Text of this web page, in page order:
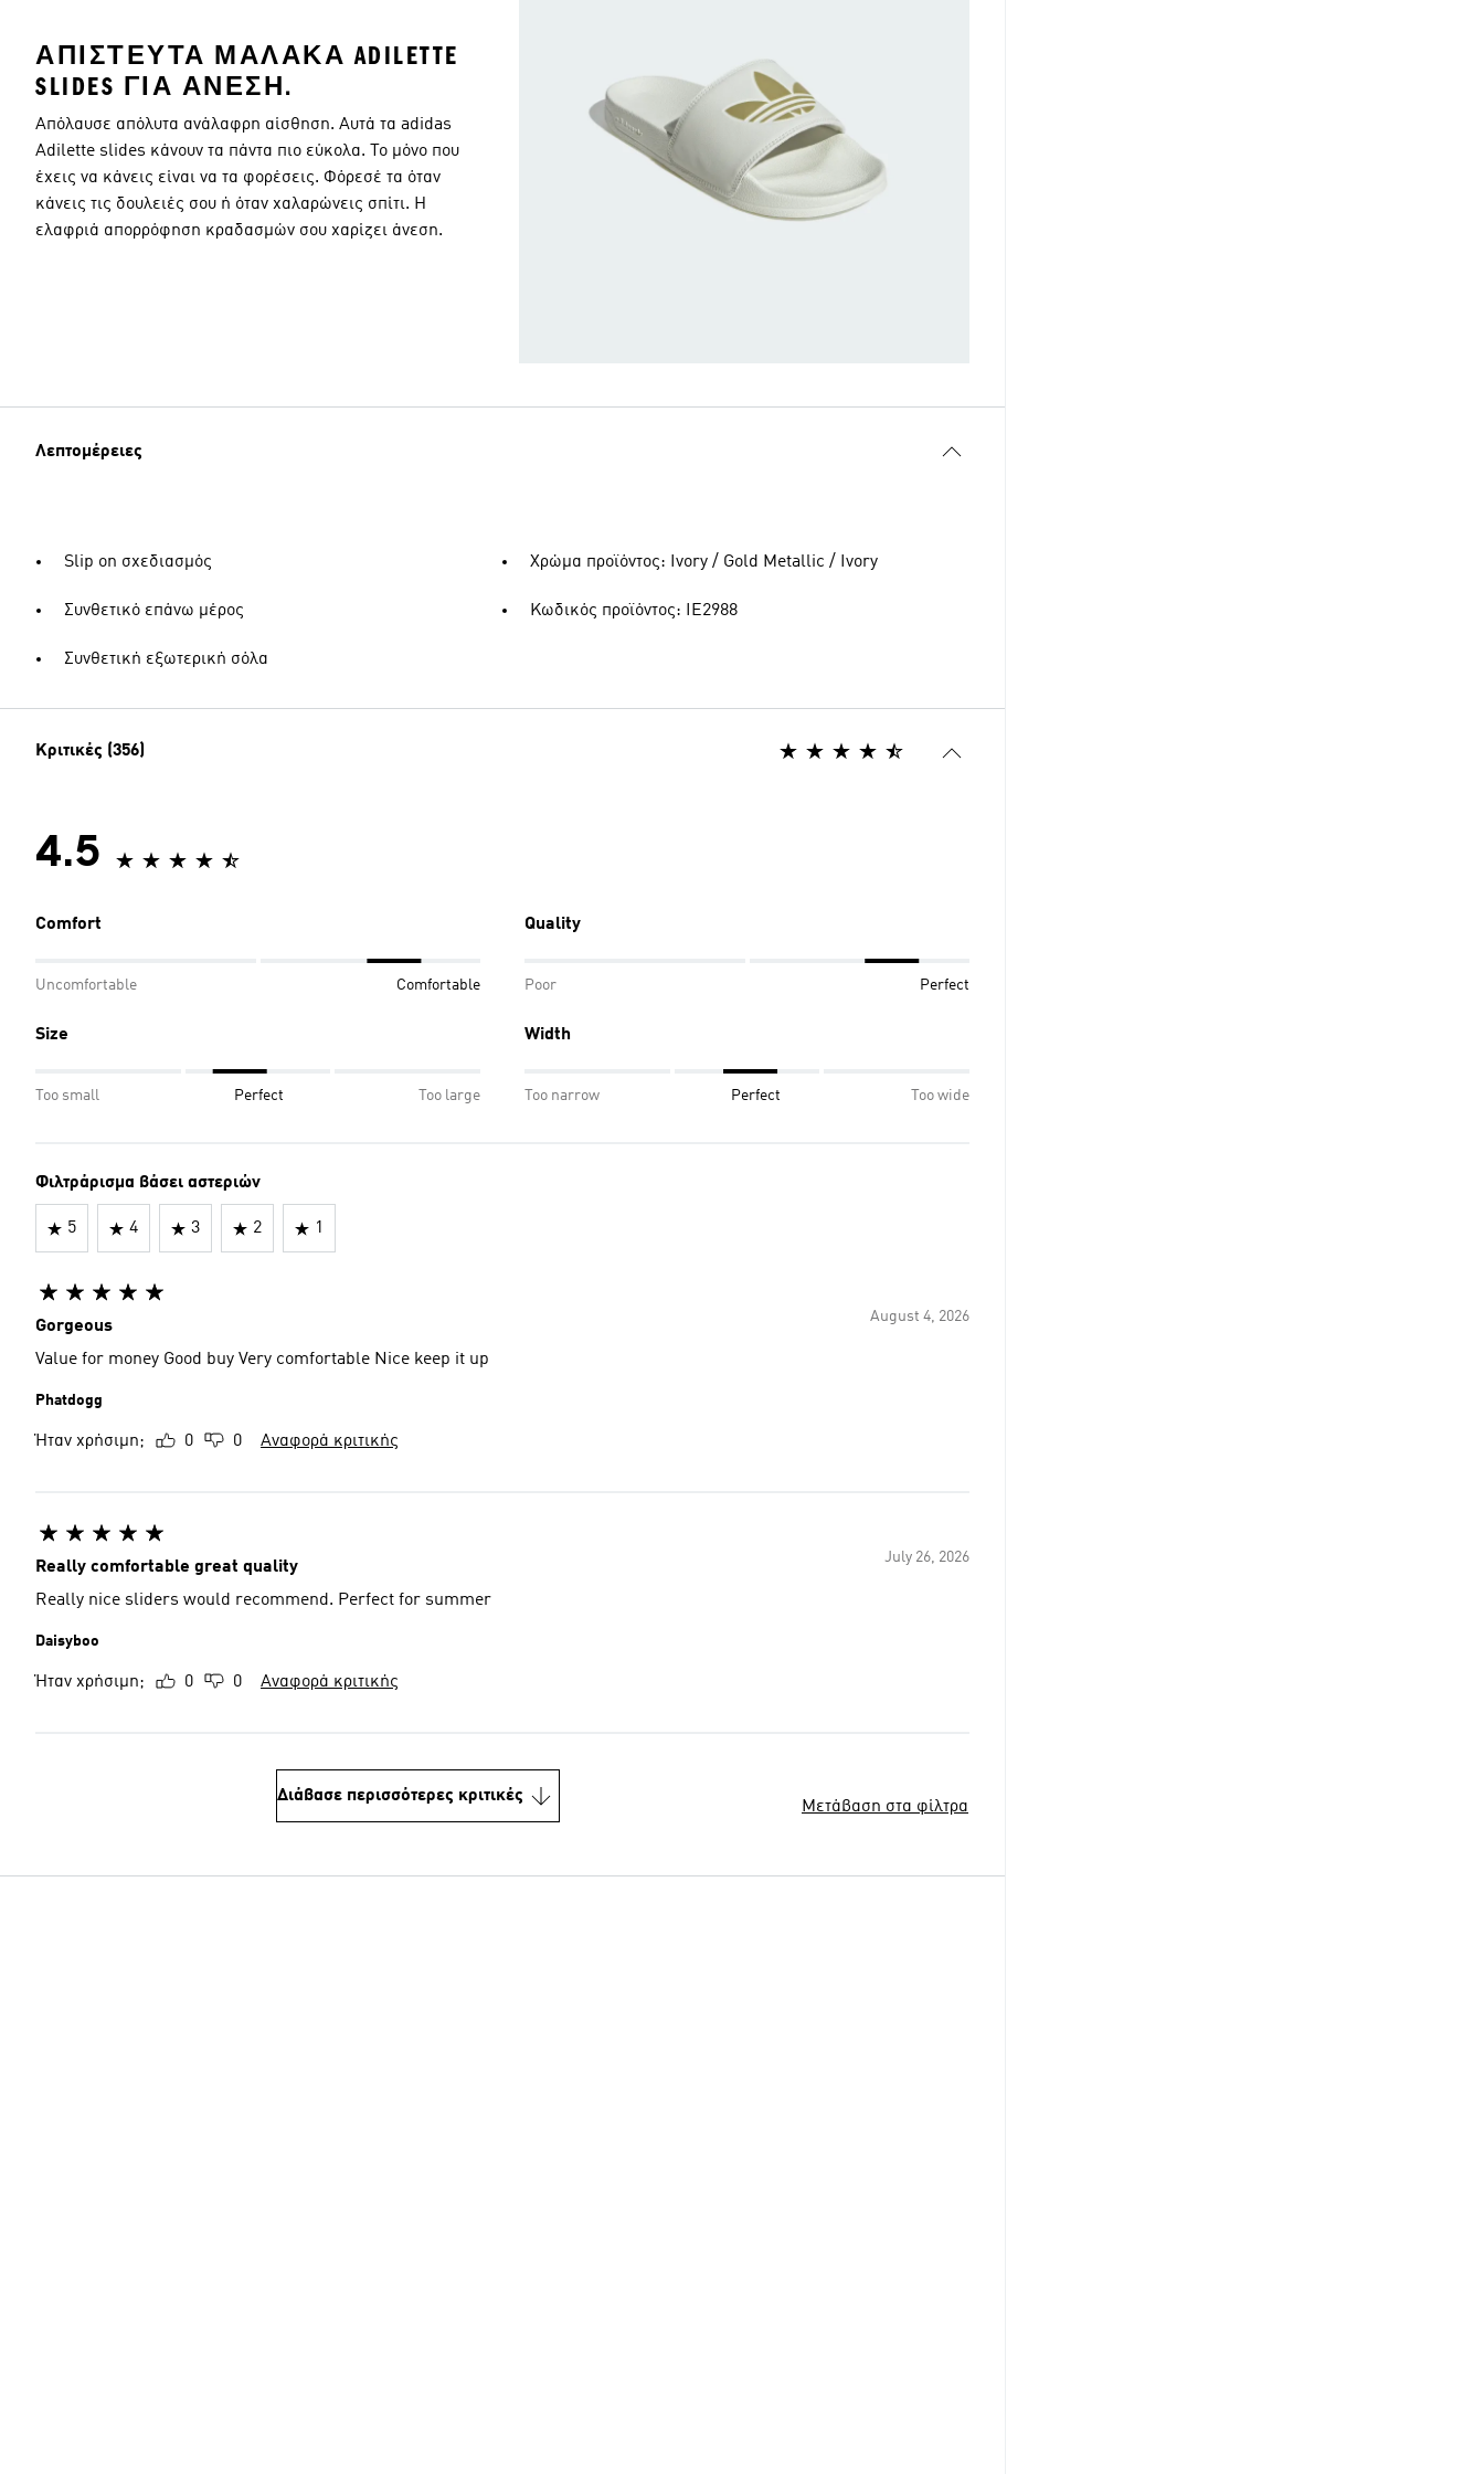
ΑΠΊΣΤΕΥΤΑ ΜΑΛΑΚΆ ADILETTE
SLIDES ΓΙΑ ΆΝΕΣΗ.
Απόλαυσε απόλυτα ανάλαφρη αίσθηση. Αυτά τα adidas
Adilette slides κάνουν τα πάντα πιο εύκολα. Το μόνο που
έχεις να κάνεις είναι να τα φορέσεις. Φόρεσέ τα όταν
κάνεις τις δουλειές σου ή όταν χαλαρώνεις σπίτι. Η
ελαφριά απορρόφηση κραδασμών σου χαρίζει άνεση.
Λεπτομέρειες
Slip on σχεδιασμός
Συνθετικό επάνω μέρος
Συνθετική εξωτερική σόλα
Χρώμα προϊόντος: Ivory / Gold Metallic / Ivory
Κωδικός προϊόντος: IE2988
Κριτικές (356)
4.5
Comfort
Uncomfortable Comfortable
Quality
Poor Perfect
Size
Too small Perfect Too large
Width
Too narrow Perfect Too wide
Φιλτράρισμα βάσει αστεριών
5 4 3 2 1
August 4, 2026
Gorgeous
Value for money Good buy Very comfortable Nice keep it up
Phatdogg
Ήταν χρήσιμη; 0 0 Αναφορά κριτικής
July 26, 2026
Really comfortable great quality
Really nice sliders would recommend. Perfect for summer
Daisyboo
Ήταν χρήσιμη; 0 0 Αναφορά κριτικής
Διάβασε περισσότερες κριτικές
Μετάβαση στα φίλτρα